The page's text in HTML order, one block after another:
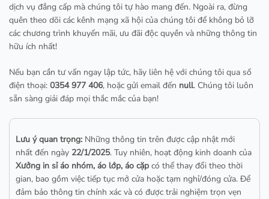
dịch vụ đẳng cấp mà chúng tôi tự hào mang đến. Ngoài ra, đừng
quên theo dõi các kênh mạng xã hội của chúng tôi để không bỏ lỡ
các chương trình khuyến mãi, ưu đãi độc quyền và những thông tin
hữu ích nhất!
Nếu bạn cần tư vấn ngay lập tức, hãy liên hệ với chúng tôi qua số
điện thoại: 0354 977 406, hoặc gửi email đến null. Chúng tôi luôn
sẵn sàng giải đáp mọi thắc mắc của bạn!
Lưu ý quan trọng: Những thông tin trên được cập nhật mới
nhất đến ngày 22/1/2025. Tuy nhiên, hoạt động kinh doanh của
Xưởng in sỉ áo nhóm, áo lớp, áo cặp có thể thay đổi theo thời
gian, bao gồm việc tiếp tục mở cửa hoặc tạm nghỉ/đóng cửa. Để
đảm bảo thông tin chính xác và có được trải nghiệm trọn vẹn